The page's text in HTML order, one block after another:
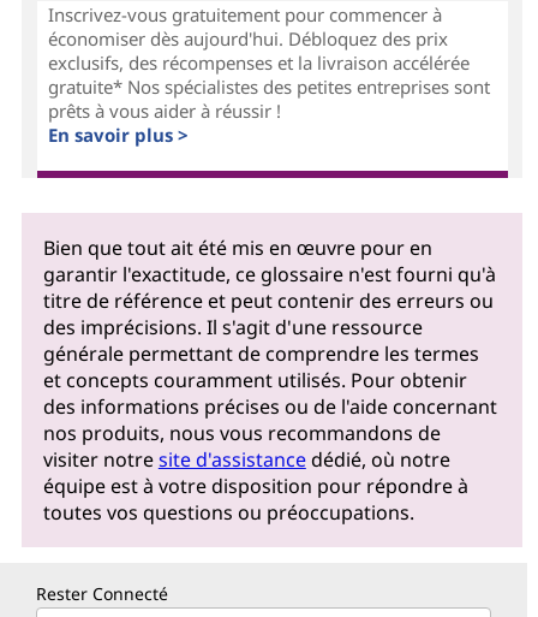
Inscrivez-vous gratuitement pour commencer à
économiser dès aujourd'hui. Débloquez des prix
exclusifs, des récompenses et la livraison accélérée
gratuite* Nos spécialistes des petites entreprises sont
prêts à vous aider à réussir !
En savoir plus >
Bien que tout ait été mis en œuvre pour en
garantir l'exactitude, ce glossaire n'est fourni qu'à
titre de référence et peut contenir des erreurs ou
des imprécisions. Il s'agit d'une ressource
générale permettant de comprendre les termes
et concepts couramment utilisés. Pour obtenir
des informations précises ou de l'aide concernant
nos produits, nous vous recommandons de
visiter notresite d'assistancedédié, où notre
équipe est à votre disposition pour répondre à
toutes vos questions ou préoccupations.
Rester Connecté